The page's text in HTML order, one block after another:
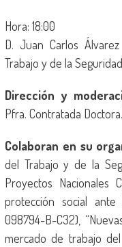
Hora: 18:00
D. Juan Carlos
Trabajo y de la
Dirección y
Pfra. Contratada
Colaboran en su
del Trabajo y de la
Proyectos Nacionales
protección social ante
098794-B-C32),
mercado de trabajo del